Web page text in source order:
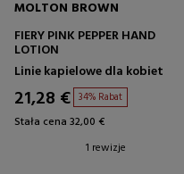
MOLTON BROWN
FIERY PINK PEPPER HAND
LOTION
Linie kapielowe dla kobiet
21,28 € 34% Rabat
Stała cena 32,00 €
1 rewizje